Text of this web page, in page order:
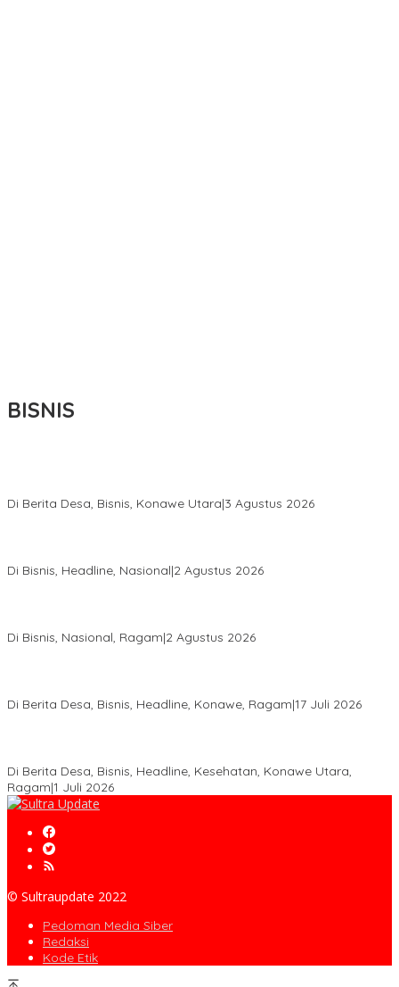
BISNIS
Di Berita Desa, Bisnis, Konawe Utara|3 Agustus 2026
Di Bisnis, Headline, Nasional|2 Agustus 2026
Di Bisnis, Nasional, Ragam|2 Agustus 2026
Di Berita Desa, Bisnis, Headline, Konawe, Ragam|17 Juli 2026
Di Berita Desa, Bisnis, Headline, Kesehatan, Konawe Utara,
Ragam|1 Juli 2026
© Sultraupdate 2022
Pedoman Media Siber
Redaksi
Kode Etik